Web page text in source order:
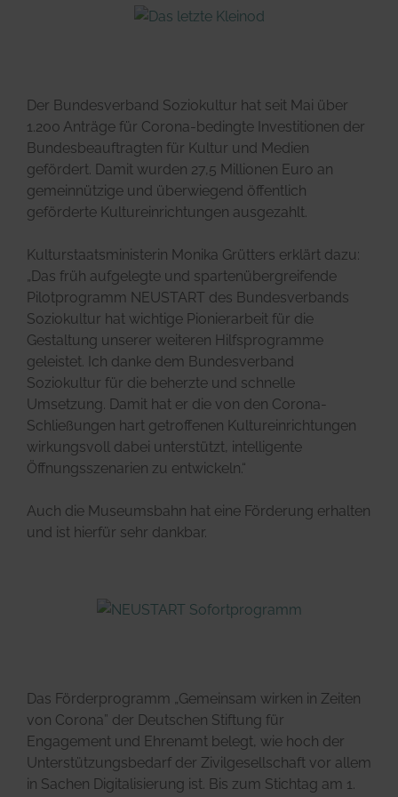
Der Bundesverband Soziokultur hat seit Mai über
1.200 Anträge für Corona-bedingte Investitionen der
Bundesbeauftragten für Kultur und Medien
gefördert. Damit wurden 27,5 Millionen Euro an
gemeinnützige und überwiegend öffentlich
geförderte Kultureinrichtungen ausgezahlt.
Kulturstaatsministerin Monika Grütters erklärt dazu:
„Das früh aufgelegte und spartenübergreifende
Pilotprogramm NEUSTART des Bundesverbands
Soziokultur hat wichtige Pionierarbeit für die
Gestaltung unserer weiteren Hilfsprogramme
geleistet. Ich danke dem Bundesverband
Soziokultur für die beherzte und schnelle
Umsetzung. Damit hat er die von den Corona-
Schließungen hart getroffenen Kultureinrichtungen
wirkungsvoll dabei unterstützt, intelligente
Öffnungsszenarien zu entwickeln.“
Auch die Museumsbahn hat eine Förderung erhalten
und ist hierfür sehr dankbar.
Das Förderprogramm „Gemeinsam wirken in Zeiten
von Corona” der Deutschen Stiftung für
Engagement und Ehrenamt belegt, wie hoch der
Unterstützungsbedarf der Zivilgesellschaft vor allem
in Sachen Digitalisierung ist. Bis zum Stichtag am 1.